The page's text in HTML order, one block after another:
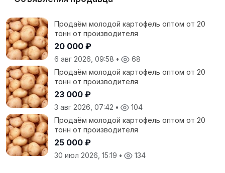
Продаём молодой картофель оптом от 20
тонн от производителя
20 000 ₽
6 авг 2026, 09:58 •
68
Продаём молодой картофель оптом от 20
тонн от производителя
23 000 ₽
3 авг 2026, 07:42 •
104
Продаём молодой картофель оптом от 20
тонн от производителя
25 000 ₽
30 июл 2026, 15:19 • 134